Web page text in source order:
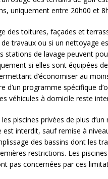
uniquement entre 20h00 et
des toitures, façades et
travaux ou si un nettoyage
stations de lavage peuvent
si elles sont équipées
d’économiser au
d’un programme spécifique
véhicules à domicile reste
piscines privées de plus
est interdit, sauf remise à
des bassins dont les
restrictions. Les
pas concernées par ces